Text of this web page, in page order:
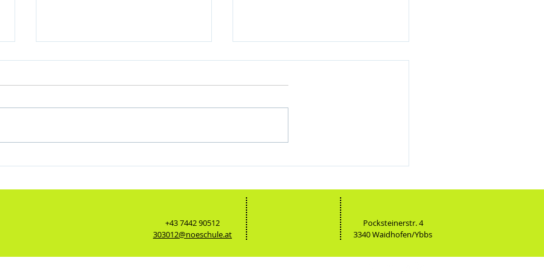
Pocksteinerstr. 4
3340 Waidhofen/Ybbs
+43 7442 90512
303012@noeschule.at